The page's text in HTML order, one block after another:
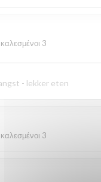
3
- lekker eten
3